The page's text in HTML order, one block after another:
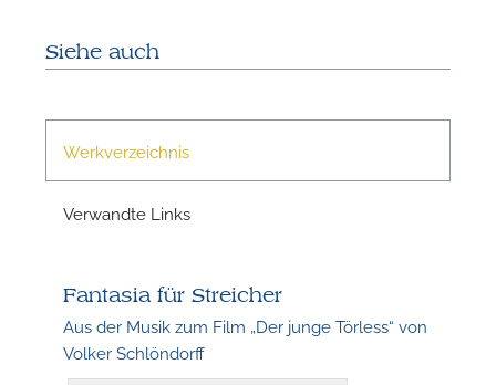
Siehe auch
Werkverzeichnis
Verwandte Links
Fantasia für Streicher
Aus der Musik zum Film „Der junge Törless“ von
Volker Schlöndorff